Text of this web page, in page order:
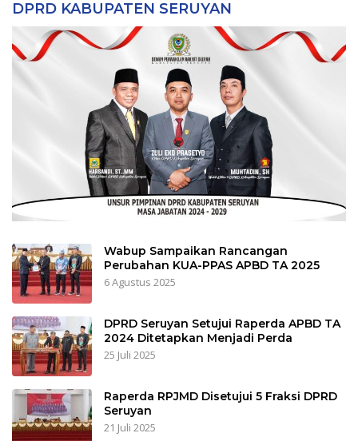
DPRD KABUPATEN SERUYAN
Wabup Sampaikan Rancangan
Perubahan KUA-PPAS APBD TA 2025
6 Agustus 2025
DPRD Seruyan Setujui Raperda APBD TA
2024 Ditetapkan Menjadi Perda
25 Juli 2025
Raperda RPJMD Disetujui 5 Fraksi DPRD
Seruyan
21 Juli 2025